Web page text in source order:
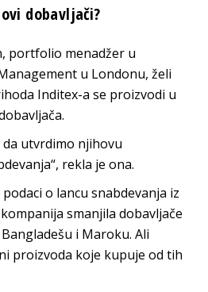
dobavljači?
portfolio menadžer u
u Londonu, želi
Inditex-a se proizvodi u
utvrdimo njihovu
rekla je ona.
o lancu snabdevanja iz
smanjila dobavljače
i Maroku. Ali
proizvoda koje kupuje od tih